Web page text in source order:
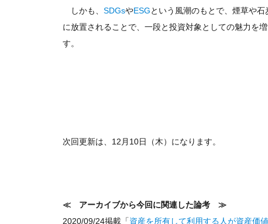
しかも、 SDGsやESGという風潮のもとで、煙草や
に放置されることで、一段と投資対象としての魅力を
す。
次回更新は、12月10日（木）になります。
≪ アーカイブから今回に関連した論考 ≫
2020/09/24掲載「資産を所有して利用する人が資産価